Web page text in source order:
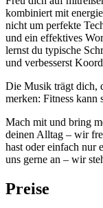
kombiniert mit
nicht um perfekte
und ein effektives
lernst du typische
und verbesserst
Die Musik trägt dich,
merken: Fitness
Mach mit und bring
deinen Alltag – wir
hast oder einfach nur
uns gerne an – wir
Preise